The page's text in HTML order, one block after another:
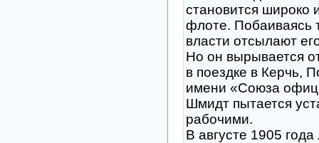
становится широко
флоте. Побаиваясь
власти отсылают
Но он вырывается
в поездке в Керчь,
имени «Союза
Шмидт пытается
рабочими.
В августе 1905